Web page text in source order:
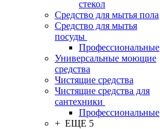
стекол
Средство для мытья пола
Средство для мытья
посуды
Профессиональные
Универсальные моющие
средства
Чистящие средства
Чистящие средства для
сантехники
Профессиональные
+ ЕЩЕ 5